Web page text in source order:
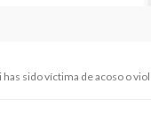
sido víctima de acoso o